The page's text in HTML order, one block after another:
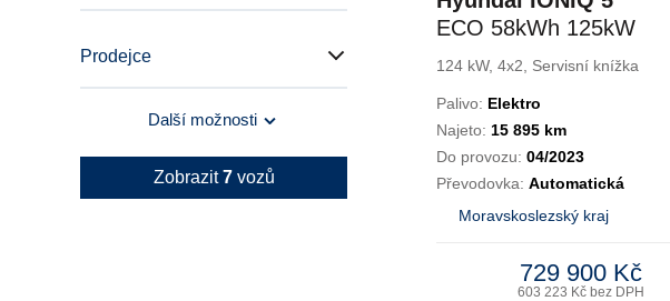
Prodejce
Další možnosti
Zobrazit7vozů
ECO 58kWh 125kW
STYLE
124 kW, 4x2, Servisní knížka
Palivo: Elektro
Najeto: 15 895 km
Do provozu: 04/2023
Převodovka: Automatická
Moravskoslezský kraj
729 900 Kč
603 223 Kč bez DPH